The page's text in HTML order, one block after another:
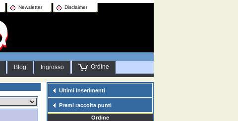
Newsletter Disclaimer
Blog Ingrosso Ordine
Ultimi Inserimenti
Premi raccolta punti
Ordine